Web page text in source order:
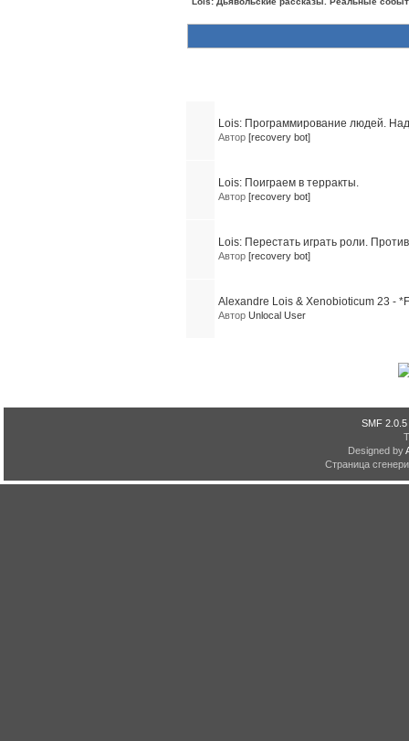
Lois: Программирование людей.
Автор [recovery bot]
Lois: Поиграем в терракты.
Автор [recovery bot]
Lois: Перестать играть роли.
Автор [recovery bot]
Alexandre Lois & Xenobioticum 23 -
Автор Unlocal User
SMF 2.0.5
Designed by
Страница